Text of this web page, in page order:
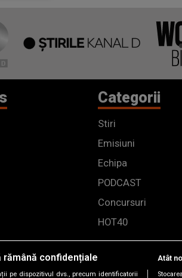
Categorii
Stiri
Emisiuni
Echipa
PODCAST
Concursuri
HOT40
rămână confidențiale
pe dispozitivul dvs., precum identificatorii
Atât